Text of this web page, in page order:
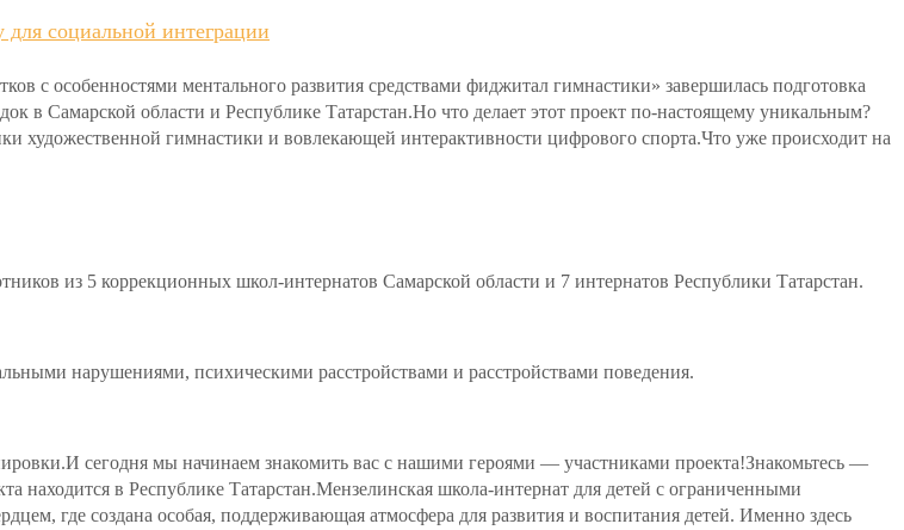
социальной интеграции
с особенностями ментального развития средствами фиджитал гимнастики» завершилась подготовка
в Самарской области и Республике Татарстан.Но что делает этот проект по-настоящему уникальным?
гимнастики и вовлекающей интерактивности цифрового спорта.Что уже происходит на
из 5 коррекционных школ-интернатов Самарской области и 7 интернатов Республики Татарстан.
нарушениями, психическими расстройствами и расстройствами поведения.
сегодня мы начинаем знакомить вас с нашими героями — участниками проекта!Знакомьтесь —
в Республике Татарстан.Мензелинская школа-интернат для детей с ограниченными
где создана особая, поддерживающая атмосфера для развития и воспитания детей. Именно здесь